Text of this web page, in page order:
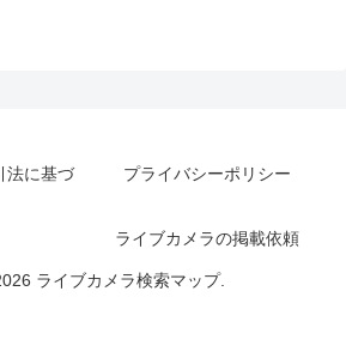
法に基づ
プライバシーポリシー
ライブカメラの掲載依頼
ライブカメラ検索マップ.